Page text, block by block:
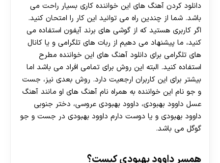
دانلود کردن آهنگ های این خواننده کاری بسیار راحت می
باشد. شما از چندین راه می توانید این کار را امتحان کنید.
اگر کاربری هستید که از گوشی های برند آیفون استفاده می
کنید، ما پیشنهاد می دهیم از ربات های تلگرامی و یا کانال
های تلگرامی برای دانلود آهنگ های این خواننده مطرح
استفاده کنید. البته این روش برای تمامی افراد می باشد اما
بیشتر برای این کاربران ارجعیت دارد. روش بعدی نیز، جست
و جو نام این خواننده به همراه نام آهنگ های او مانند آهنگ
عسل داوود بهبودی، داوود بهبودی عروسی، دختر جنوبی
داوود بهبودی و یا دوست دارم داوود بهبودی در جست و جو
گوگل می باشد.
همسر داوود بهبودی کیست؟